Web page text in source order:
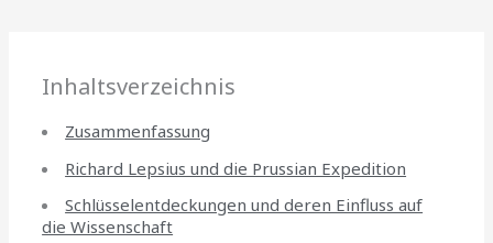
Inhaltsverzeichnis
Zusammenfassung
Richard Lepsius und die Prussian Expedition
Schlüsselentdeckungen und deren Einfluss auf
die Wissenschaft